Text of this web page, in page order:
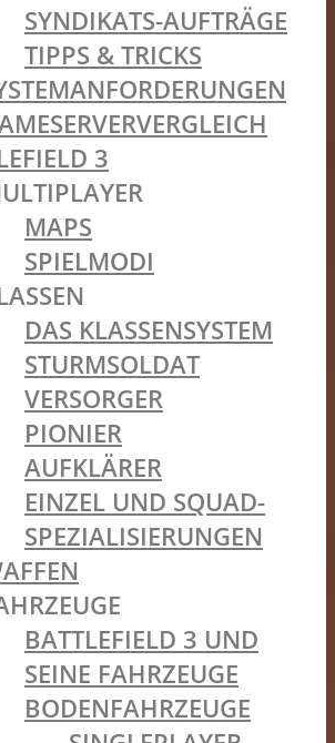
SYNDIKATS-AUFTRÄGE
TIPPS & TRICKS
3
MAPS
SPIELMODI
DAS KLASSENSYSTEM
STURMSOLDAT
VERSORGER
PIONIER
AUFKLÄRER
EINZEL UND SQUAD-
SPEZIALISIERUNGEN
BATTLEFIELD 3 UND
SEINE FAHRZEUGE
BODENFAHRZEUGE